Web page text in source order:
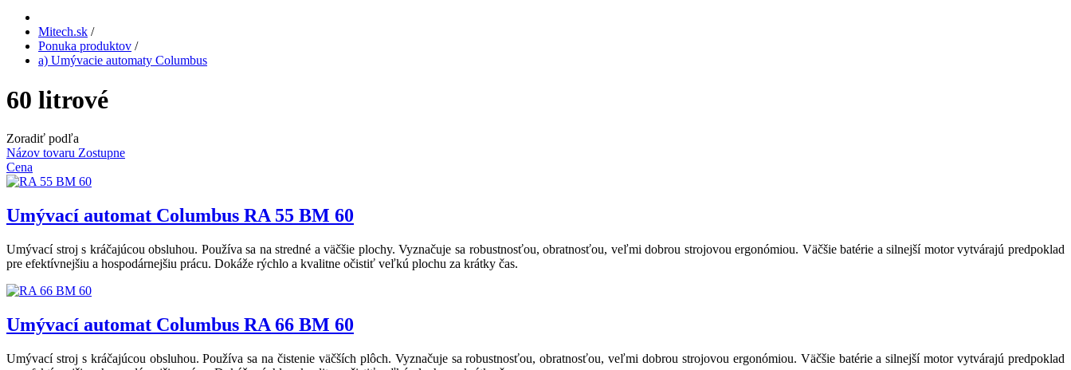
Mitech.sk /
Ponuka produktov /
a) Umývacie automaty Columbus
60 litrové
Zoradiť podľa
Názov tovaru Zostupne
Cena
Umývací automat Columbus RA 55 BM 60
Umývací stroj s kráčajúcou obsluhou. Používa sa na stredné a väčšie plochy. Vyznačuje sa robustnosťou, obratnosťou, veľmi dobrou strojovou ergonómiou. Väčšie batérie a silnejší motor vytvárajú predpoklad
pre efektívnejšiu a hospodárnejšiu prácu. Dokáže rýchlo a kvalitne očistiť veľkú plochu za krátky čas.
Umývací automat Columbus RA 66 BM 60
Umývací stroj s kráčajúcou obsluhou. Používa sa na čistenie väčších plôch. Vyznačuje sa robustnosťou, obratnosťou, veľmi dobrou strojovou ergonómiou. Väčšie batérie a silnejší motor vytvárajú predpoklad